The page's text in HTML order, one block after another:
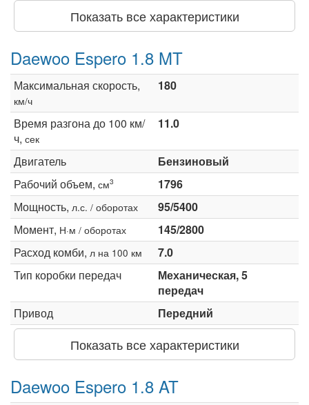
Показать все характеристики
Daewoo Espero 1.8 MT
Максимальная скорость,
км/ч
180
Время разгона до 100 км/
ч, сек
11.0
Двигатель
Бензиновый
Рабочий объем, см3
1796
Мощность, л.с. / оборотах
95/5400
Момент, Н·м / оборотах
145/2800
Расход комби, л на 100 км
7.0
Тип коробки передач
Механическая, 5
передач
Привод
Передний
Показать все характеристики
Daewoo Espero 1.8 AT